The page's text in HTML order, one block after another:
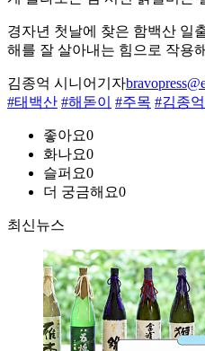
경자년 첫날에 찾은 함백산 일
해를 잘 살아내는 힘으로 작용
김종억 시니어기자
#태백산 #해돋이 #주목 #김종
좋아요0
화나요0
슬퍼요0
더 궁금해요0
최신뉴스